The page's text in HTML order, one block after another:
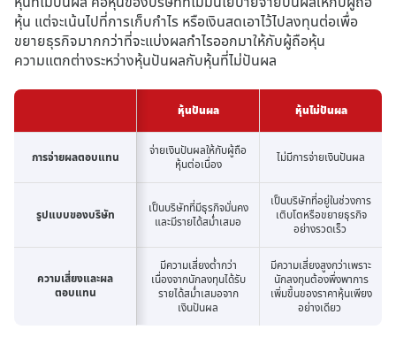
หุ้น แต่จะเน้นไปที่การเก็บกำไร หรือเงินสดเอาไว้ไปลงทุนต่อเพื่อ
ขยายธุรกิจมากกว่าที่จะแบ่งผลกำไรออกมาให้กับผู้ถือหุ้น
ความแตกต่างระหว่างหุ้นปันผลกับหุ้นที่ไม่ปันผล
หุ้นปันผล หุ้นไม่ปันผล
การจ่ายผลตอบแทน
จ่ายเงินปันผลให้กับผู้ถือ
หุ้นต่อเนื่อง
ไม่มีการจ่ายเงินปันผล
รูปแบบของบริษัท
เป็นบริษัทที่มีธุรกิจมั่นคง
และมีรายได้สม่ำเสมอ
เป็นบริษัทที่อยู่ในช่วงการ
เติบโตหรือขยายธุรกิจ
อย่างรวดเร็ว
ความเสี่ยงและผล
ตอบแทน
มีความเสี่ยงต่ำกว่า
เนื่องจากนักลงทุนได้รับ
รายได้สม่ำเสมอจาก
เงินปันผล
มีความเสี่ยงสูงกว่าเพราะ
นักลงทุนต้องพึ่งพาการ
เพิ่มขึ้นของราคาหุ้นเพียง
อย่างเดียว
การจ่ายผลตอบแทน
รูปแบบของบริษัท
ความเสี่ยงและผล
ตอบแทน